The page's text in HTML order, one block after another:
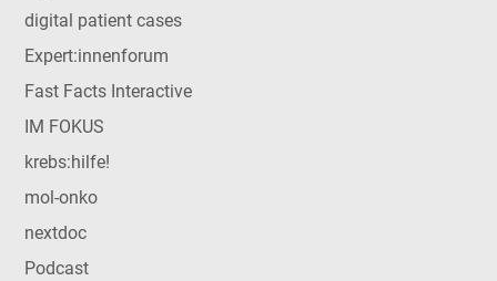
digital patient cases
Expert:innenforum
Fast Facts Interactive
IM FOKUS
krebs:hilfe!
mol-onko
nextdoc
Podcast